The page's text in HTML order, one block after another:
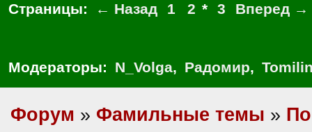
Страницы: ← Назад 1 2 * 3 Вперед →
Модераторы: N_Volga, Радомир,
Форум » Фамильные темы »